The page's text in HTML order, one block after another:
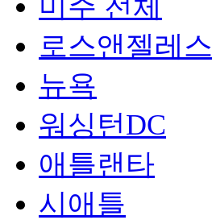
미주 전체
로스앤젤레스
뉴욕
워싱턴DC
애틀랜타
시애틀